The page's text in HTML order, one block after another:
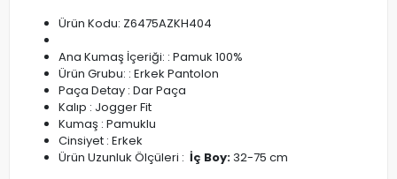
Ürün Kodu: Z6475AZKH404
Ana Kumaş İçeriği: : Pamuk 100%
Ürün Grubu: : Erkek Pantolon
Paça Detay : Dar Paça
Kalıp : Jogger Fit
Kumaş : Pamuklu
Cinsiyet : Erkek
Ürün Uzunluk Ölçüleri : İç Boy:32-75 cm